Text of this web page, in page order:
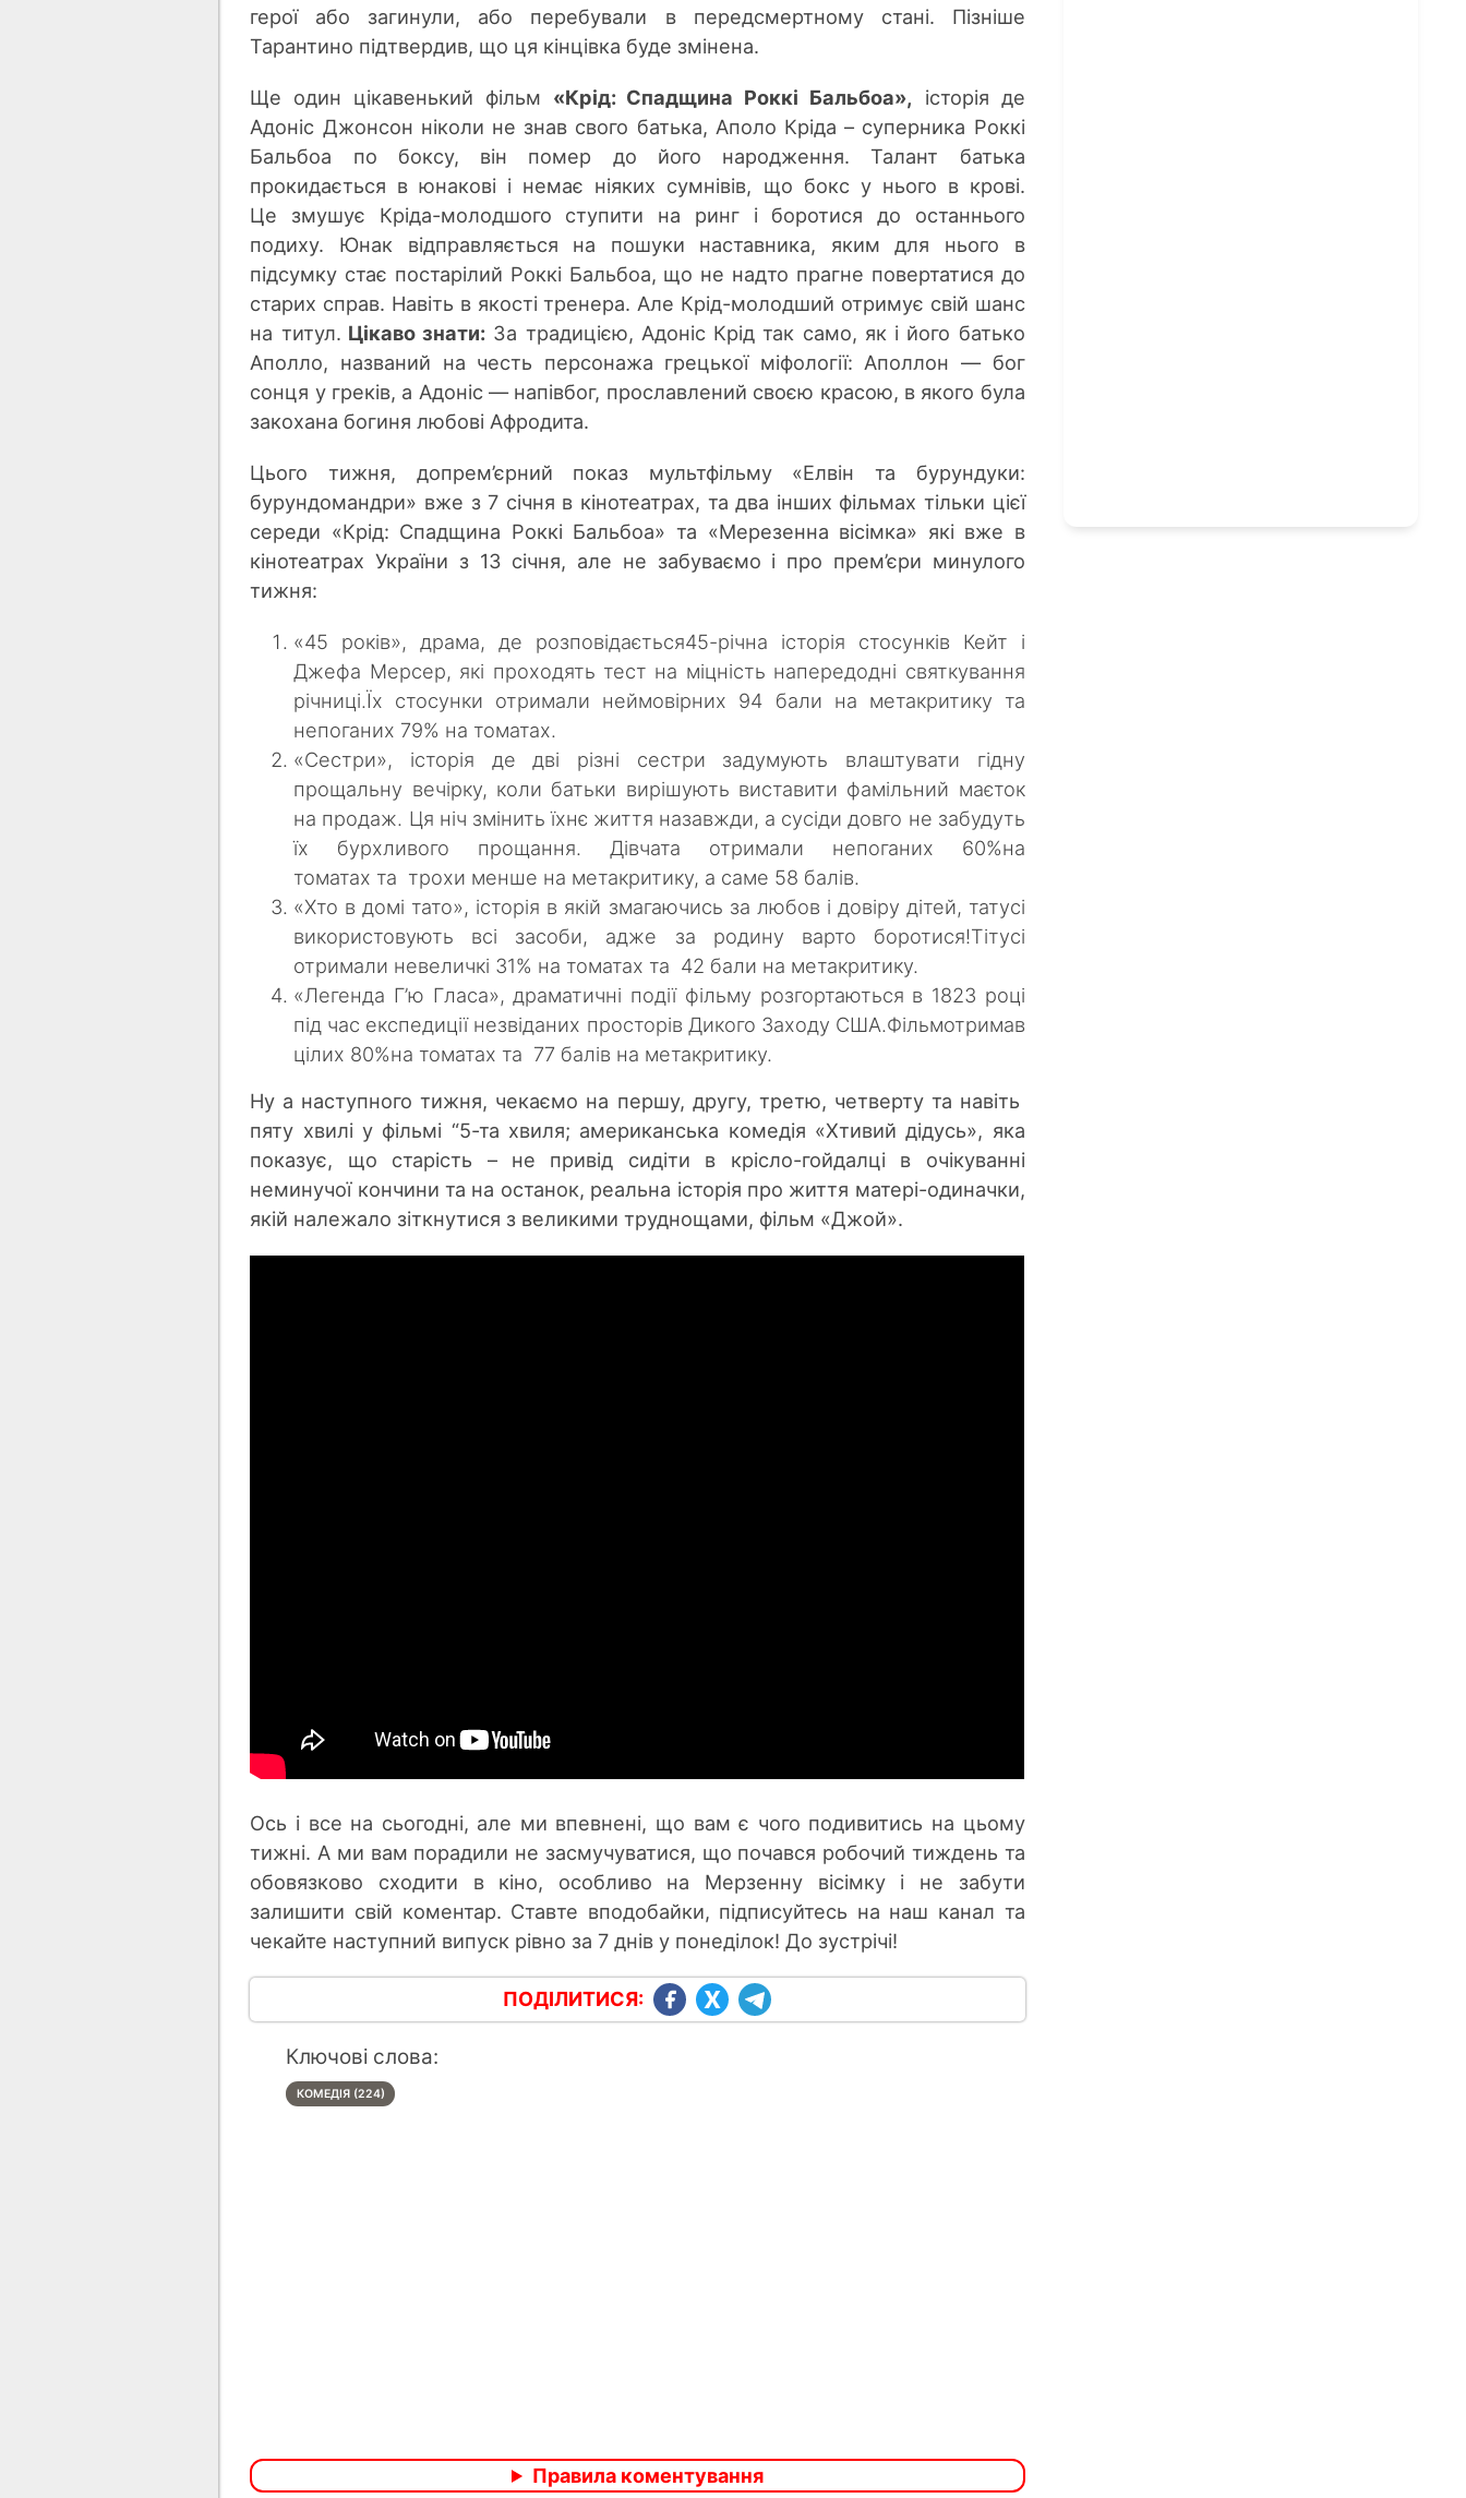
герої або загинули, або перебували в передсмертному стані. Пізніше
Тарантино підтвердив, що ця кінцівка буде змінена.
Ще один цікавенький фільм «Крід: Спадщина Роккі Бальбоа», історія де
Адоніс Джонсон ніколи не знав свого батька, Аполо Кріда – суперника Роккі
Бальбоа по боксу, він помер до його народження. Талант батька
прокидається в юнакові і немає ніяких сумнівів, що бокс у нього в крові.
Це змушує Кріда-молодшого ступити на ринг і боротися до останнього
подиху. Юнак відправляється на пошуки наставника, яким для нього в
підсумку стає постарілий Роккі Бальбоа, що не надто прагне повертатися до
старих справ. Навіть в якості тренера. Але Крід-молодший отримує свій шанс
на титул. Цікаво знати: За традицією, Адоніс Крід так само, як і його батько
Аполло, названий на честь персонажа грецької міфології: Аполлон — бог
сонця у греків, а Адоніс — напівбог, прославлений своєю красою, в якого була
закохана богиня любові Афродита.
Цього тижня, допрем’єрний показ мультфільму «Елвін та бурундуки:
бурундомандри» вже з 7 січня в кінотеатрах, та два інших фільмах тільки цієї
середи «Крід: Спадщина Роккі Бальбоа» та «Мерезенна вісімка» які вже в
кінотеатрах України з 13 січня, але не забуваємо і про прем’єри минулого
тижня:
«45 років», драма, де розповідається45-річна історія стосунків Кейт і
Джефа Мерсер, які проходять тест на міцність напередодні святкування
річниці.Їх стосунки отримали неймовірних 94 бали на метакритику та
непоганих 79% на томатах.
«Сестри», історія де дві різні сестри задумують влаштувати гідну
прощальну вечірку, коли батьки вирішують виставити фамільний маєток
на продаж. Ця ніч змінить їхнє життя назавжди, а сусіди довго не забудуть
їх бурхливого прощання. Дівчата отримали непоганих 60%на
томатах та трохи менше на метакритику, а саме 58 балів.
«Хто в домі тато», історія в якій змагаючись за любов і довіру дітей, татусі
використовують всі засоби, адже за родину варто боротися!Тітусі
отримали невеличкі 31% на томатах та 42 бали на метакритику.
«Легенда Г’ю Гласа», драматичні події фільму розгортаються в 1823 році
під час експедиції незвіданих просторів Дикого Заходу США.Фільмотримав
цілих 80%на томатах та 77 балів на метакритику.
Ну а наступного тижня, чекаємо на першу, другу, третю, четверту та навіть
пяту хвилі у фільмі “5-та хвиля; американська комедія «Хтивий дідусь», яка
показує, що старість – не привід сидіти в крісло-гойдалці в очікуванні
неминучої кончини та на останок, реальна історія про життя матері-одиначки,
якій належало зіткнутися з великими труднощами, фільм «Джой».
Ось і все на сьогодні, але ми впевнені, що вам є чого подивитись на цьому
тижні. А ми вам порадили не засмучуватися, що почався робочий тиждень та
обовязково сходити в кіно, особливо на Мерзенну вісімку і не забути
залишити свій коментар. Ставте вподобайки, підписуйтесь на наш канал та
чекайте наступний випуск рівно за 7 днів у понеділок! До зустрічі!
ПОДІЛИТИСЯ:
Ключові слова:
КОМЕДІЯ (224)
Правила коментування